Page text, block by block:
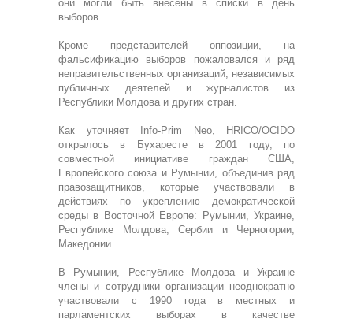
они могли быть внесены в списки в день
выборов.
Кроме представителей оппозиции, на
фальсификацию выборов пожаловался и ряд
неправительственных организаций, независимых
публичных деятелей и журналистов из
Республики Молдова и других стран.
Как уточняет Info-Prim Neo, HRICO/OCIDO
открылось в Бухаресте в 2001 году, по
совместной инициативе граждан США,
Европейского союза и Румынии, объединив ряд
правозащитников, которые участвовали в
действиях по укреплению демократической
среды в Восточной Европе: Румынии, Украине,
Республике Молдова, Сербии и Черногории,
Македонии.
В Румынии, Республике Молдова и Украине
члены и сотрудники организации неоднократно
участвовали с 1990 года в местных и
парламентских выборах в качестве